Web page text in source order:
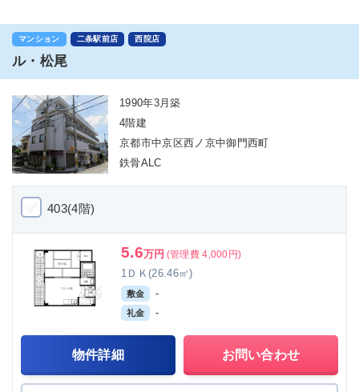
マンション 二条駅前店 西院店
ル・松尾
1990年3月築
4階建
京都市中京区西ノ京中御門西町
鉄骨ALC
403(4階)
5.6万円 (管理費 4,000円)
1ＤＫ(26.46㎡)
敷金 -
礼金 -
物件詳細 お問い合わせ